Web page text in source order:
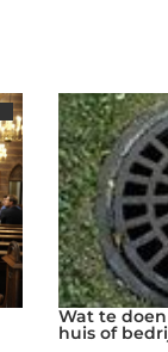
Wat te
huis of